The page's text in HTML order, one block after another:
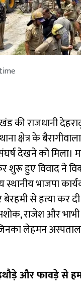
की राजधानी
क्षेत्र के
देखने को मिला।
शुरू हुए विवाद ने
भाजपा
बेरहमी से हत्या कर
राजेश और
लेहमन
और फावड़े से